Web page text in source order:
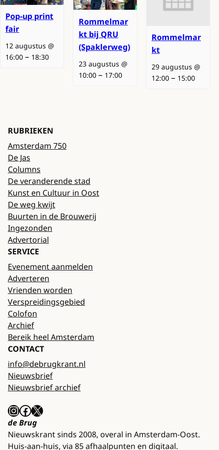
Pop-up print
fair
12 augustus @
16:00 – 18:30
Rommelmar
kt bij QRU
(Spaklerweg)
23 augustus @
10:00– 17:00
Rommelmar
kt
29 augustus @
12:00– 15:00
RUBRIEKEN
Amsterdam 750
De Jas
Columns
De veranderende stad
Kunst en Cultuur in Oost
De weg kwijt
Buurten in de Brouwerij
Ingezonden
Advertorial
SERVICE
Evenement aanmelden
Adverteren
Vrienden worden
Verspreidingsgebied
Colofon
Archief
Bereik heel Amsterdam
CONTACT
info@debrugkrant.nl
Nieuwsbrief
Nieuwsbrief archief
InstagramFacebook X
de Brug
Nieuwskrant sinds 2008, overal in Amsterdam-Oost.
Huis-aan-huis, via 85 afhaalpunten en digitaal.